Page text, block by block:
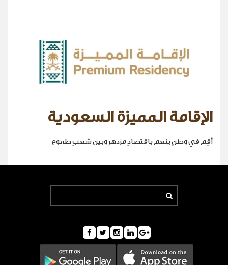
الإقامة المميزة السعودية
أقِم في وطنٍ ينعم باقتصادٍ مزدهر وبين شعبٍ طموح